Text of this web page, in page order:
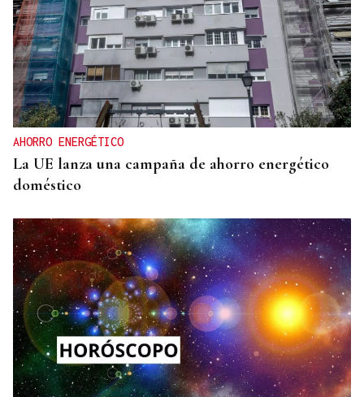
AHORRO ENERGÉTICO
La UE lanza una campaña de ahorro energético
doméstico